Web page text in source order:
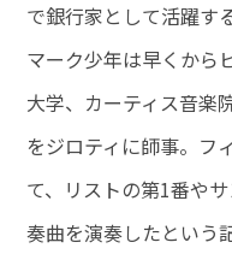
で銀行家として活躍す
マーク少年は早くから
大学、カーティス音楽
をジロティに師事。フ
て、リストの第1番や
奏曲を演奏したという